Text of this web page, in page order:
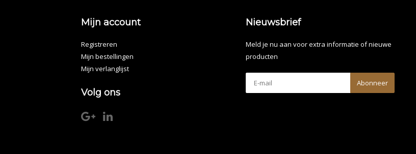
Mijn account
Registreren
Mijn bestellingen
Mijn verlanglijst
Volg ons
Nieuwsbrief
Meld je nu aan voor extra informatie of nieuwe
producten
Abonneer